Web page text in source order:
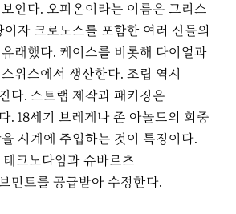
인다. 오피온이라는 이름은 그리스
자 크로노스를 포함한 여러 신들의
래했다. 케이스를 비롯해 다이얼과
위스에서 생산한다. 조립 역시
다. 스트랩 제작과 패키징은
. 18세기 브레게나 존 아놀드의 회중
시계에 주입하는 것이 특징이다.
크노타임과 슈바르츠
먼트를 공급받아 수정한다.